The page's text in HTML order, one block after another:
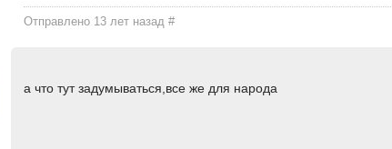
Отправлено 13 лет назад#
а что тут задумываться,все же для народа